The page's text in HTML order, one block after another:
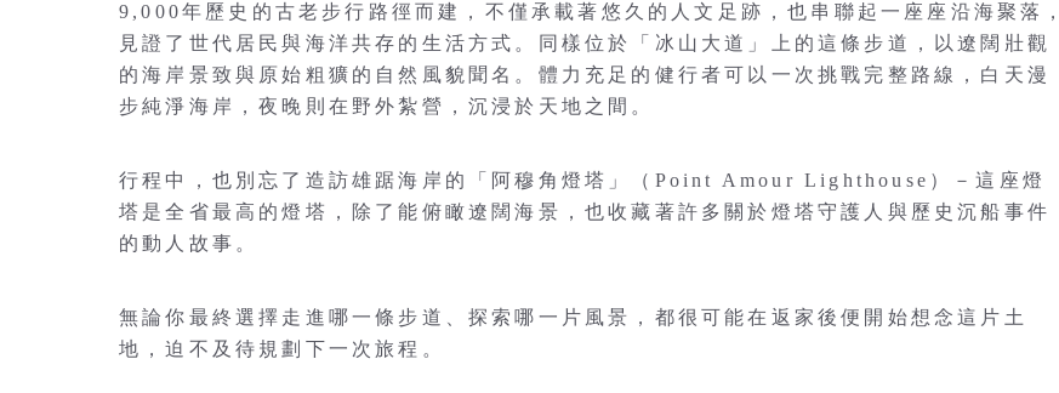
9,000年歷史的古老步行路徑而建，不僅承載著悠久的人文足跡，也串聯起一座座沿海聚落，
見證了世代居民與海洋共存的生活方式。同樣位於「冰山大道」上的這條步道，以遼闊壯觀
的海岸景致與原始粗獷的自然風貌聞名。體力充足的健行者可以一次挑戰完整路線，白天漫
步純淨海岸，夜晚則在野外紮營，沉浸於天地之間。
行程中，也別忘了造訪雄踞海岸的「阿穆角燈塔」（Point Amour Lighthouse）－這座燈
塔是全省最高的燈塔，除了能俯瞰遼闊海景，也收藏著許多關於燈塔守護人與歷史沉船事件
的動人故事。
無論你最終選擇走進哪一條步道、探索哪一片風景，都很可能在返家後便開始想念這片土
地，迫不及待規劃下一次旅程。